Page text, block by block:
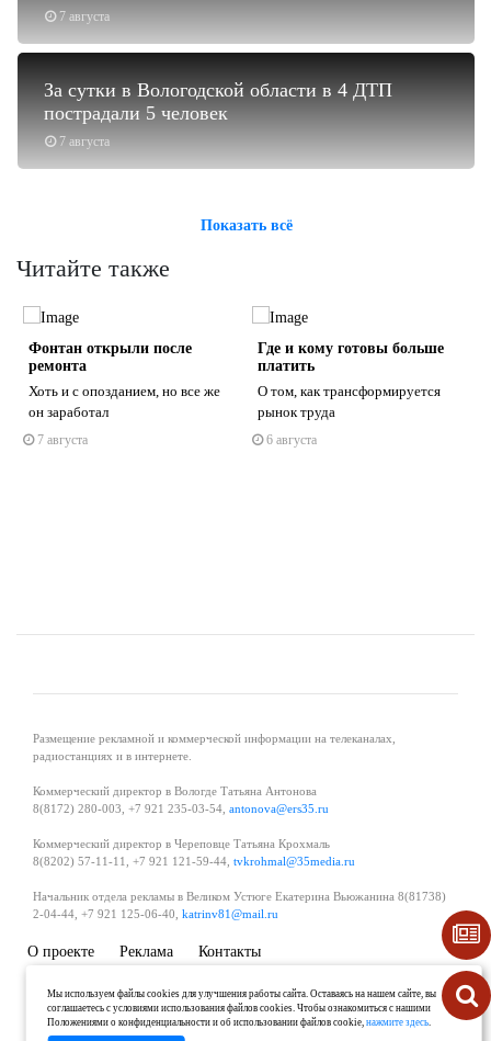
7 августа
7 августа
За сутки в Вологодской области в 4 ДТП
пострадали 5 человек
Показать всё
Читайте также
Фонтан открыли после
ремонта
Хоть и с опозданием, но все же
он заработал
7 августа
Где и кому готовы больше
платить
О том, как трансформируется
рынок труда
6 августа
Размещение рекламной и коммерческой информации на телеканалах,
радиостанциях и в интернете.
Коммерческий директор в Вологде Татьяна Антонова
8(8172) 280-003, +7 921 235-03-54, antonova@ers35.ru
Коммерческий директор в Череповце Татьяна Крохмаль
8(8202) 57-11-11, +7 921 121-59-44, tvkrohmal@35media.ru
Начальник отдела рекламы в Великом Устюге Екатерина Вьюжанина 8(81738)
2-04-44, +7 921 125-06-40, katrinv81@mail.ru
О проекте Реклама
Контакты
Политика в области обработки и защиты персональных данных
Мы используем файлы cookies для улучшения работы сайта. Оставаясь на нашем сайте, вы
соглашаетесь с условиями использования файлов cookies. Чтобы ознакомиться с нашими
Положениями о конфиденциальности и об использовании файлов cookie,нажмите здесь.